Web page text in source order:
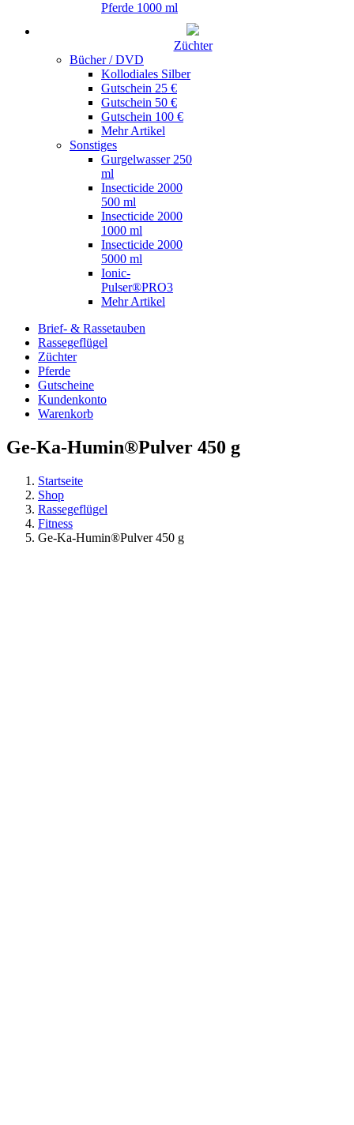
Pferde 1000 ml
Züchter
Bücher / DVD
Kollodiales Silber
Gutschein 25 €
Gutschein 50 €
Gutschein 100 €
Mehr Artikel
Sonstiges
Gurgelwasser 250
ml
Insecticide 2000
500 ml
Insecticide 2000
1000 ml
Insecticide 2000
5000 ml
Ionic-
Pulser®PRO3
Mehr Artikel
Brief- & Rassetauben
Rassegeflügel
Züchter
Pferde
Gutscheine
Kundenkonto
Warenkorb
Ge-Ka-Humin®Pulver 450 g
Startseite
Shop
Rassegeflügel
Fitness
Ge-Ka-Humin®Pulver 450 g